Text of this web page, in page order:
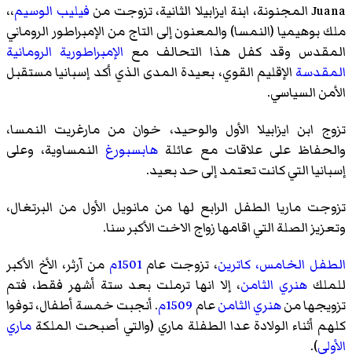
Juana المجنونة، ابنة ايزابيلا الثانية، تزوجت من
فيليب الوسيم،،
ملك بوهيميا (النمسا) والمعنون إلى التاج من الإمبراطور الروماني
المقدس وقد كفل هذا التحالف مع الإمبراطورية الرومانية
المقدسة الإقليم القوي، بعيدة المدى الذي أكد إسبانيا مستقبل
الأمن السياسي.
تزوج ابن ايزابيلا الأول والوحيد، خوان من مارغريت النمسا،
والحفاظ على علاقات مع عائلة هابسبورغ النمساوية، وعلى
إسبانيا التي كانت تعتمد إلى حد بعيد.
تزوجت ماريا الطفل الرابع لها من مانويل الأول من البرتغال،
وتعزيز الصلة التي اقامها زواج الاخت الأكبر سنا.
الطفل الخامس، كاترين، تزوجت عام1501م من آرثر، الأخ الأكبر
للملك هنري الثامن، إلا انها ترملت بعد ستة أشهر فقط، فتم
تزويجها منهنري الثامنعام 1509م . أنجبت خمسة أطفال، توفوا
كلهم أثناء الولادة عدا الطفلة ماري (والتي أصبحت الملكة ماري
الأولى).